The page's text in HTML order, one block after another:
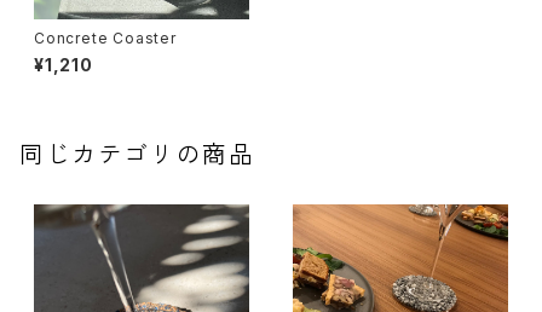
Concrete Coaster
¥1,210
同じカテゴリの商品